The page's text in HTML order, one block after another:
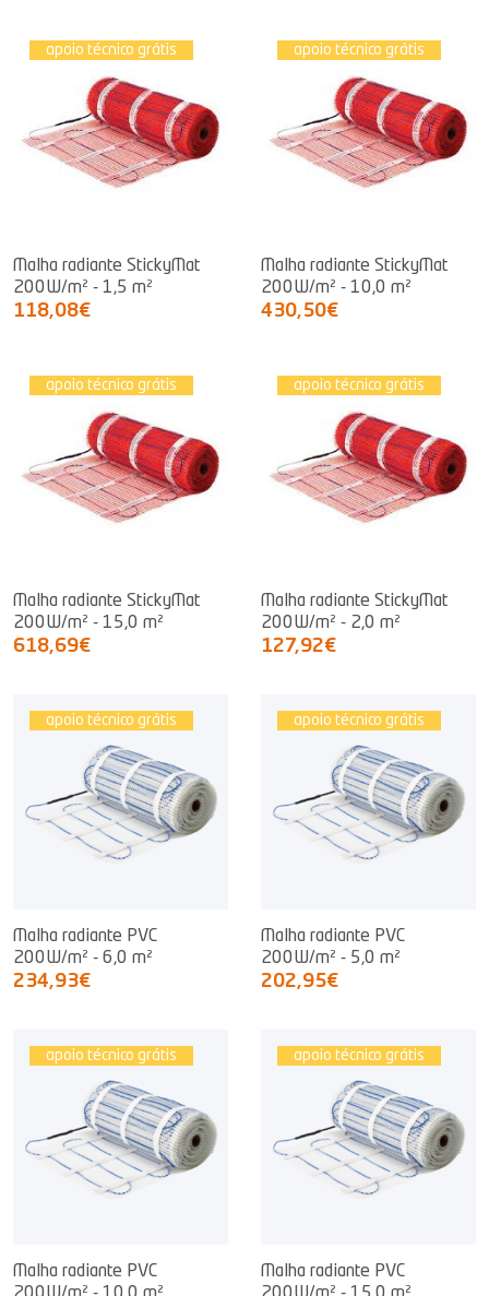
apoio técnico grátis
Malha radiante StickyMat
200W/m² - 1,5 m²
118,08€
apoio técnico grátis
Malha radiante StickyMat
200W/m² - 10,0 m²
430,50€
apoio técnico grátis
Malha radiante StickyMat
200W/m² - 15,0 m²
618,69€
apoio técnico grátis
Malha radiante StickyMat
200W/m² - 2,0 m²
127,92€
apoio técnico grátis
Malha radiante PVC
200W/m² - 6,0 m²
234,93€
apoio técnico grátis
Malha radiante PVC
200W/m² - 5,0 m²
202,95€
apoio técnico grátis
Malha radiante PVC
apoio técnico grátis
Malha radiante PVC